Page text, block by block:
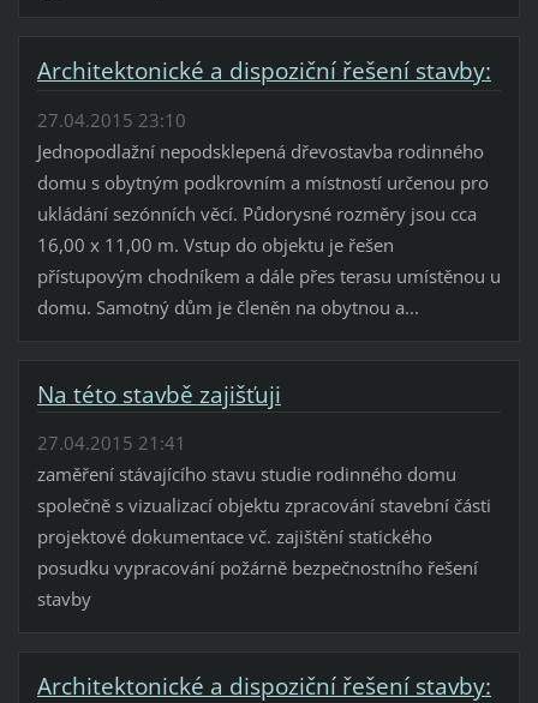
Architektonické a dispoziční řešení stavby:
27.04.2015 23:10
Jednopodlažní nepodsklepená dřevostavba rodinného
domu s obytným podkrovním a místností určenou pro
ukládání sezónních věcí. Půdorysné rozměry jsou cca
16,00 x 11,00 m. Vstup do objektu je řešen
přístupovým chodníkem a dále přes terasu umístěnou u
domu. Samotný dům je členěn na obytnou a...
Na této stavbě zajišťuji
27.04.2015 21:41
zaměření stávajícího stavu studie rodinného domu
společně s vizualizací objektu zpracování stavební části
projektové dokumentace vč. zajištění statického
posudku vypracování požárně bezpečnostního řešení
stavby
Architektonické a dispoziční řešení stavby: